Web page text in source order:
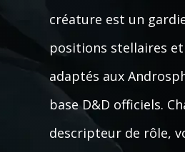
créature est un
positions stellaires
adaptés aux
base D&D officiels.
descripteur de rôle,